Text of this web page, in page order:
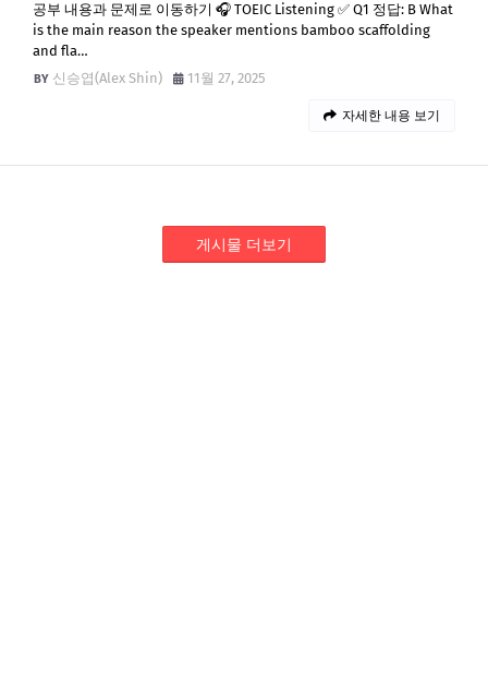
공부 내용과 문제로 이동하기 🎧 TOEIC Listening ✅ Q1 정답: B What
is the main reason the speaker mentions bamboo scaffolding
and fla…
신승엽(Alex Shin)
11월 27, 2025
자세한 내용 보기
게시물 더보기